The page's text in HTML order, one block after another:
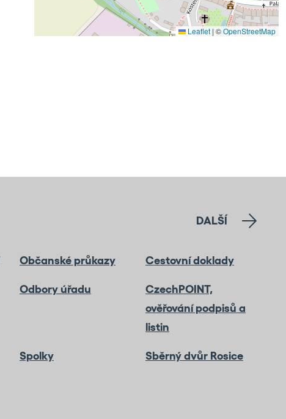
Leaflet | ©OpenStreetMap
DALŠÍ
Občanské průkazy Cestovní doklady
Odbory úřadu
CzechPOINT,
ověřování podpisů a
listin
Spolky Sběrný dvůr Rosice